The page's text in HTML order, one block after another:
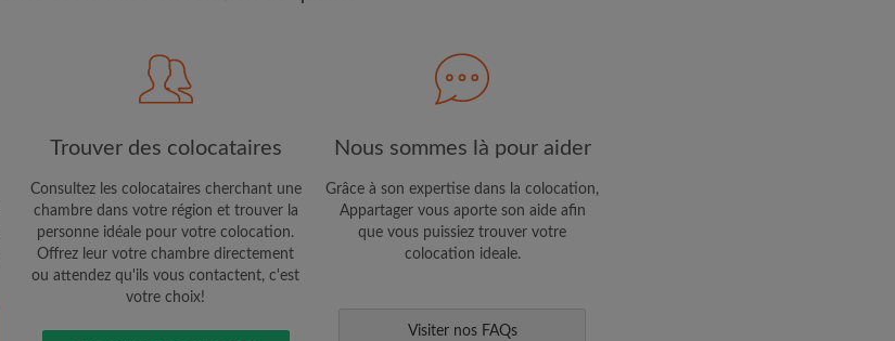
CRÉER PROFIL
jour du compte par e-mail
Trouver des colocataires
Consultez les colocataires cherchant une
chambre dans votre région et trouver la
personne idéale pour votre colocation.
Offrez leur votre chambre directement
ou attendez qu'ils vous contactent, c'est
votre choix!
Nous sommes là pour aider
Grâce à son expertise dans la colocation,
Appartager vous aporte son aide afin
que vous puissiez trouver votre
colocation ideale.
Visiter nos FAQs